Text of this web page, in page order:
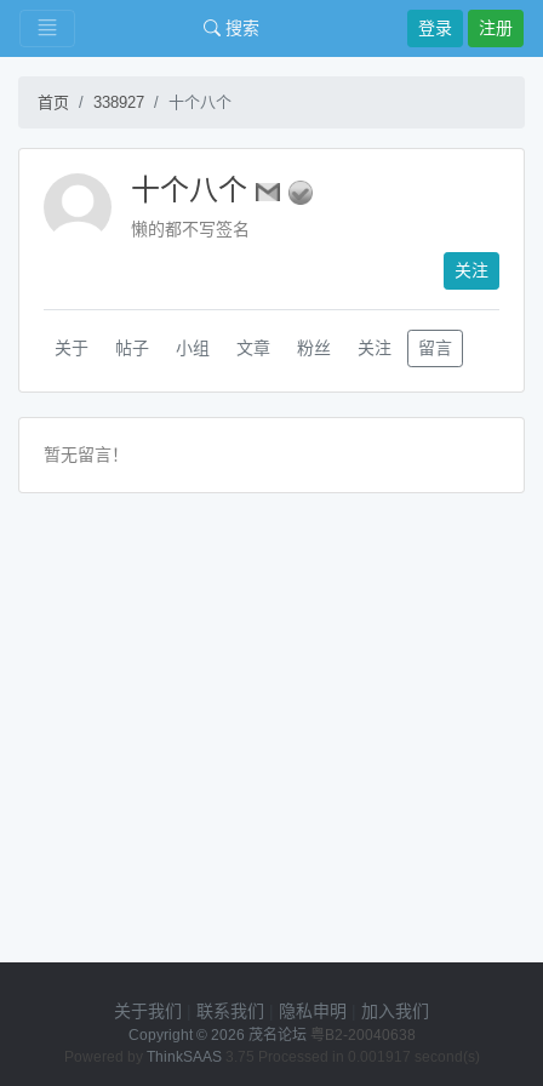
搜索 登录 注册
首页 338927 十个八个
十个八个
懒的都不写签名
关注
关于 帖子 小组 文章 粉丝 关注 留言
暂无留言！
关于我们 联系我们 隐私申明 加入我们
Copyright © 2026 茂名论坛 粤B2-20040638
Powered by ThinkSAAS3.75 Processed in 0.001917 second(s)